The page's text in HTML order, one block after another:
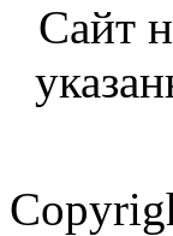
Сайт